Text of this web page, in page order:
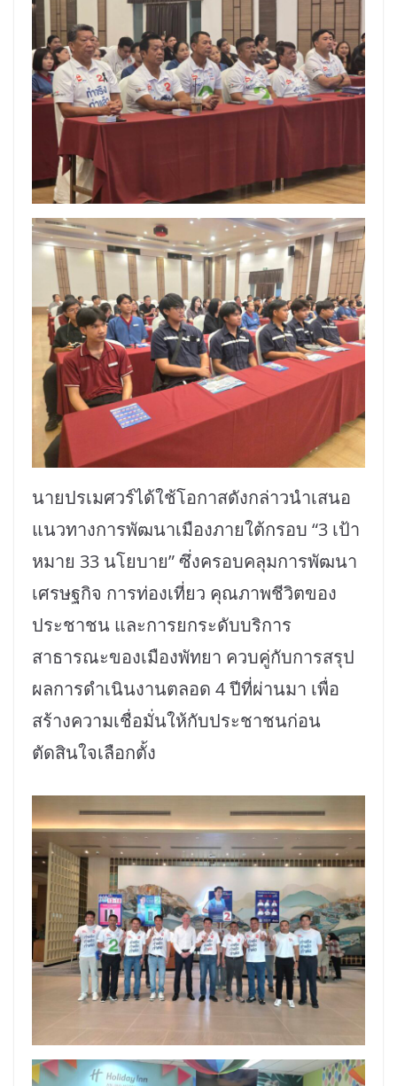
นายปรเมศวร์ได้ใช้โอกาสดังกล่าวนำเสนอ
แนวทางการพัฒนาเมืองภายใต้กรอบ “3 เป้า
หมาย 33 นโยบาย” ซึ่งครอบคลุมการพัฒนา
เศรษฐกิจ การท่องเที่ยว คุณภาพชีวิตของ
ประชาชน และการยกระดับบริการ
สาธารณะของเมืองพัทยา ควบคู่กับการสรุป
ผลการดำเนินงานตลอด 4 ปีที่ผ่านมา เพื่อ
สร้างความเชื่อมั่นให้กับประชาชนก่อน
ตัดสินใจเลือกตั้ง